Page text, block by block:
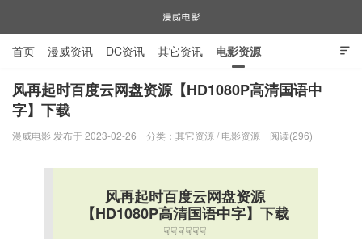
漫威电影

首页 漫威资讯 DC资讯 其它资讯 电影资源
电视剧资源 漫威图片
风再起时百度云网盘资源【HD1080P高清国语中
字】下载
漫威电影 发布于 2023-02-26 分类： 其它资源 / 电影资源 阅读(296)
风再起时百度云网盘资源
【HD1080P高清国语中字】下载
☟☟☟☟☟☟